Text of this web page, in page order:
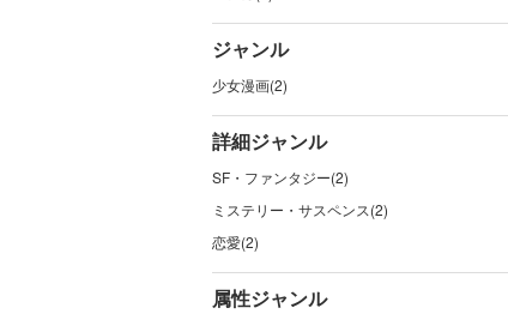
ジャンル
少女漫画(2)
詳細ジャンル
SF・ファンタジー(2)
ミステリー・サスペンス(2)
恋愛(2)
属性ジャンル